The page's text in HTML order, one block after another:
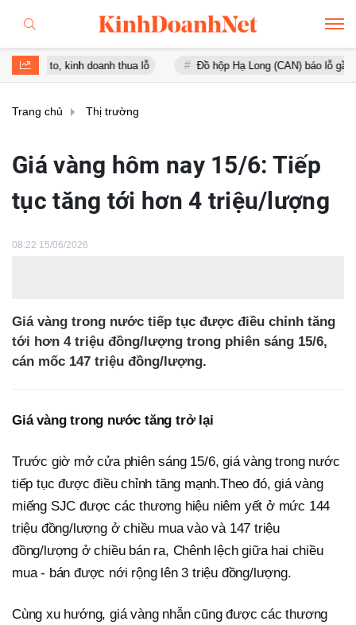
kinh doanh thua lỗ Đồ hộp Hạ Long (CAN) báo lỗ gần 16 tỷ đồng,
Trang chủ Thị trường
Giá vàng hôm nay 15/6: Tiếp
tục tăng tới hơn 4 triệu/lượng
08:22 15/06/2026
Giá vàng trong nước tiếp tục được điều chỉnh tăng
tới hơn 4 triệu đồng/lượng trong phiên sáng 15/6,
cán mốc 147 triệu đồng/lượng.
Giá vàng trong nước tăng trở lại
Trước giờ mở cửa phiên sáng 15/6, giá vàng trong nước
tiếp tục được điều chỉnh tăng mạnh.Theo đó, giá vàng
miếng SJC được các thương hiệu niêm yết ở mức 144
triệu đồng/lượng ở chiều mua vào và 147 triệu
đồng/lượng ở chiều bán ra, Chênh lệch giữa hai chiều
mua - bán được nới rộng lên 3 triệu đồng/lượng.
Cùng xu hướng, giá vàng nhẫn cũng được các thương